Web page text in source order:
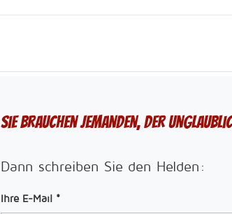
Sie brauchen jemanden, der
Dann schreiben Sie den Helden:
Ihre E-Mail *